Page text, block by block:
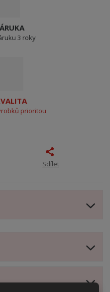
3 roky
prioritou
Sdílet